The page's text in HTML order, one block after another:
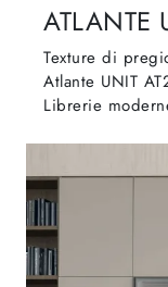
ATLANTE
Texture di
Atlante UNIT
Librerie